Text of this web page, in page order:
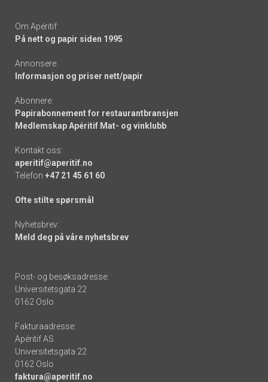
Om Apéritif:
På nett og papir siden 1995
Annonsere:
Informasjon og priser nett/papir
Abonnere:
Papirabonnement for restaurantbransjen
Medlemskap Apéritif Mat- og vinklubb
Kontakt oss:
aperitif@aperitif.no
Telefon +47 21 45 61 60
Ofte stilte spørsmål
Nyhetsbrev:
Meld deg på våre nyhetsbrev
Post- og besøksadresse:
Universitetsgata 22
0162 Oslo
Fakturaadresse:
Apéritif AS
Universitetsgata 22
0162 Oslo
faktura@aperitif.no